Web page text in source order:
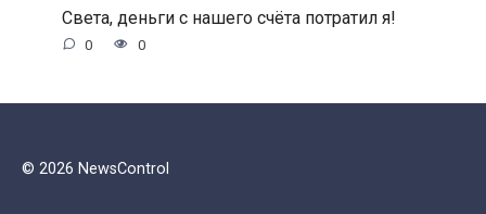
Света, деньги с нашего счёта потратил я!
0 0
© 2026 NewsControl